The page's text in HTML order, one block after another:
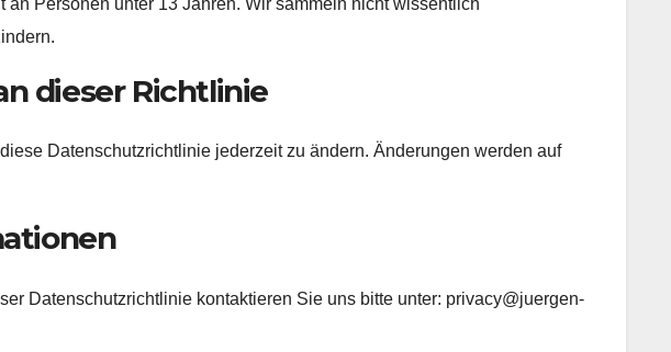
an Personen unter 13 Jahren. Wir sammeln nicht wissentlich
dieser Richtlinie
Datenschutzrichtlinie jederzeit zu ändern. Änderungen werden auf
Datenschutzrichtlinie kontaktieren Sie uns bitte unter: privacy@juergen-